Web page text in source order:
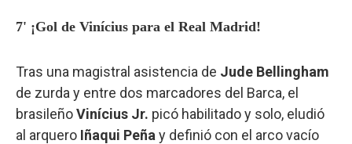
7' ¡Gol de Vinícius para el Real Madrid!
Tras una magistral asistencia de Jude Bellingham
de zurda y entre dos marcadores del Barca, el
brasileñoVinícius Jr. picó habilitado y solo, eludió
al arquero Iñaqui Peña y definió con el arco vacío